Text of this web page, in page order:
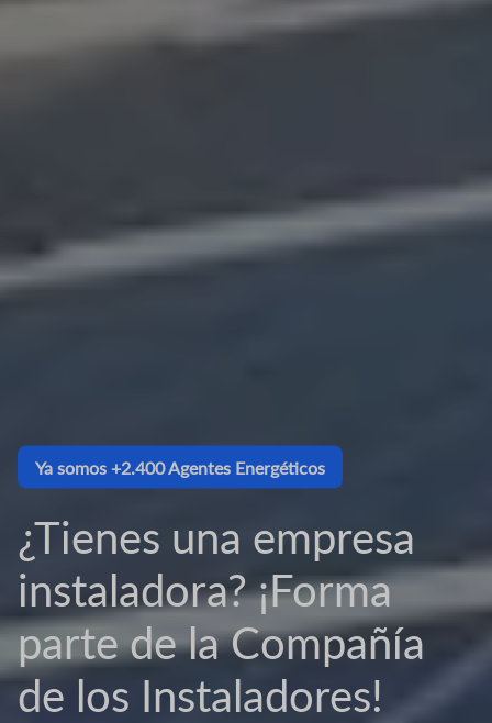
Ya somos +2.400 Agentes Energéticos
¿Tienes una empresa
instaladora? ¡Forma
parte de la Compañía
de los Instaladores!